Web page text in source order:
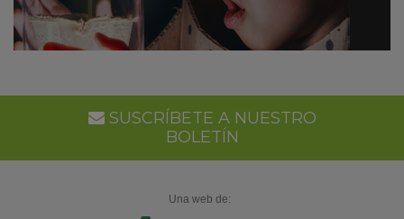
SUSCRÍBETE A NUESTRO
BOLETÍN
Una web de: